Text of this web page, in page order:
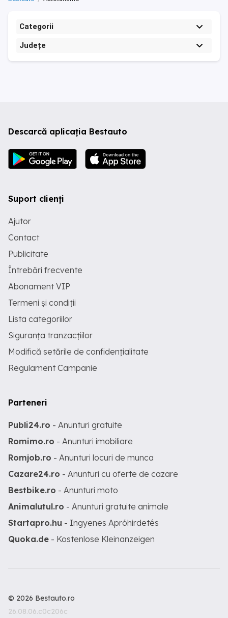
Categorii
Județe
Descarcă aplicația Bestauto
Suport clienți
Ajutor
Contact
Publicitate
Întrebări frecvente
Abonament VIP
Termeni și condiții
Lista categoriilor
Siguranța tranzacțiilor
Modifică setările de confidențialitate
Regulament Campanie
Parteneri
Publi24.ro - Anunturi gratuite
Romimo.ro - Anunturi imobiliare
Romjob.ro - Anunturi locuri de munca
Cazare24.ro - Anunturi cu oferte de cazare
Bestbike.ro - Anunturi moto
Animalutul.ro - Anunturi gratuite animale
Startapro.hu - Ingyenes Apróhirdetés
Quoka.de - Kostenlose Kleinanzeigen
© 2026 Bestauto.ro
26.08.06.c0c206c